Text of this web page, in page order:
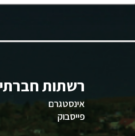
רשתות
אינסטגרם
פייסבוק